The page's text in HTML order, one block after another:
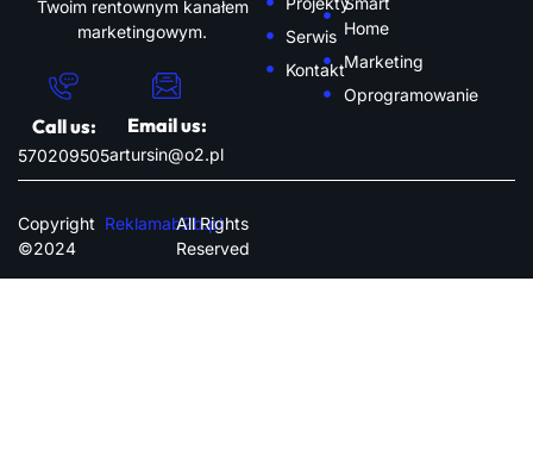
Twoim rentownym kanałem
marketingowym.
Call us:
570209505
Email us:
artursin@o2.pl
Serwis
Kontakt
Home
Marketing
Oprogramowanie
Copyright
©2024
Reklamab2b.pl
All Rights
Reserved